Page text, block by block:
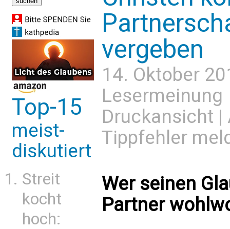
Top-15
meist-
diskutiert
Streit
kocht
hoch:
vergeben
14. Oktober
Lesermeinung
Druckansicht |
Tippfehler
Wer seinen
Partner